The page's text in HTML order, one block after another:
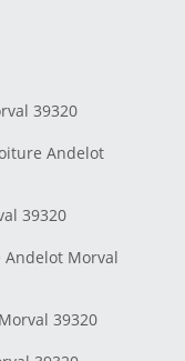
39320
Andelot
39320
Andelot Morval
39320